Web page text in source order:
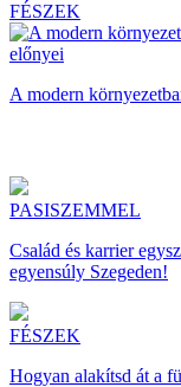
FÉSZEK
A modern
PASISZEMMEL
Család és karrier
egyensúly Szegeden!
FÉSZEK
Hogyan alakítsd át a